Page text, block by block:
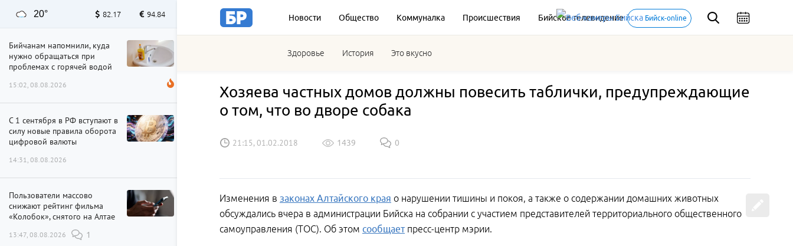
Новости Общество Коммуналка Происшествия Бийское телевидение Бийск-online
Здоровье История Это вкусно
20° 82.17 94.84
Бийчанам напомнили, куда
нужно обращаться при
проблемах с горячей водой
15:02, 08.08.2026
С 1 сентября в РФ вступают в
силу новые правила оборота
цифровой валюты
14:31, 08.08.2026
Пользователи массово
снижают рейтинг фильма
«Колобок», снятого на Алтае
13:47, 08.08.2026 1
Хозяева частных домов должны повесить таблички, предупреждающие
о том, что во дворе собака
21:15, 01.02.2018 1439 0
Изменения в законах Алтайского края о нарушении тишины и покоя, а также о содержании домашних животных
обсуждались вчера в администрации Бийска на собрании с участием представителей территориального общественного
самоуправления (ТОС). Об этом сообщаетпресс-центр мэрии.